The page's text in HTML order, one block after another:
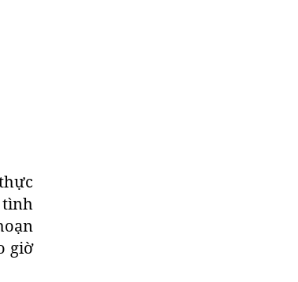
tình
giờ